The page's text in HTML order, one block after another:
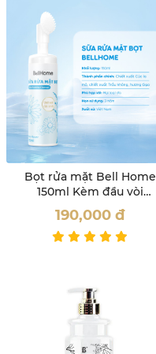
Bọt rửa mặt Bell Home
150ml Kèm đầu vòi
Massage
190,000 đ